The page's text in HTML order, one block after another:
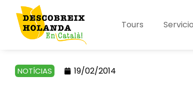
Tours
NOTÍCIAS 19/02/2014